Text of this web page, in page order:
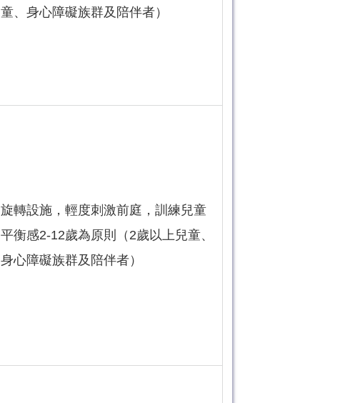
童、身心障礙族群及陪伴者）
旋轉設施，輕度刺激前庭，訓練兒童
平衡感2-12歲為原則（2歲以上兒童、
身心障礙族群及陪伴者）